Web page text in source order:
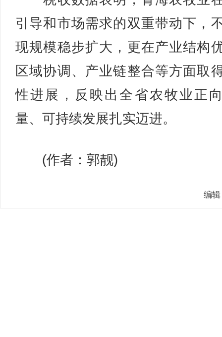
引导和市场需求的双重带动下，
现规模稳步扩大，更在产业结构
区域协调、产业链整合等方面取
性进展，反映出全省农牧业正
量、可持续发展扎实迈进。
(作者：郭靓)
编